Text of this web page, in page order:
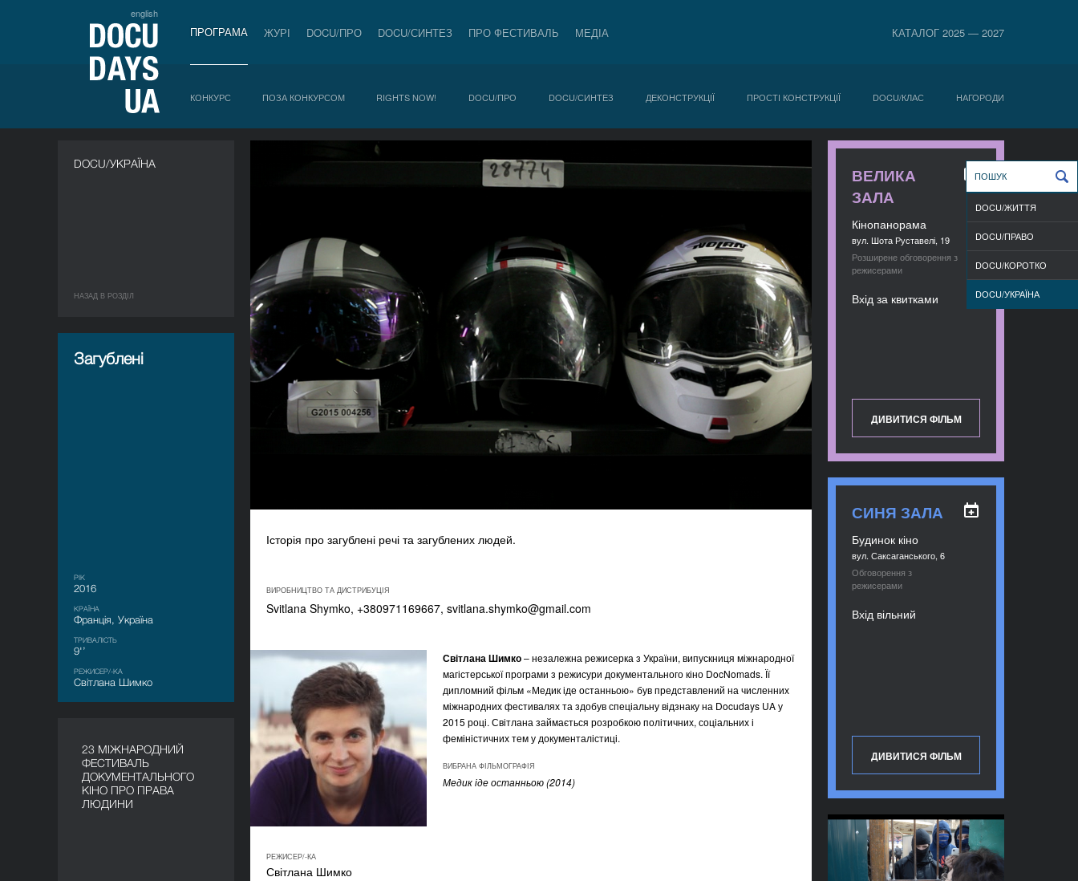
english
ПРОГРАМА ЖУРІ DOCU/ПРО DOCU/СИНТЕЗ ПРО ФЕСТИВАЛЬ МЕДІА КАТАЛОГ 2025 — 2027
КОНКУРС ПОЗА КОНКУРСОМ RIGHTS NOW! DOCU/ПРО DOCU/СИНТЕЗ ДЕКОНСТРУКЦІЇ ПРОСТІ КОНСТРУКЦІЇ DOCU/КЛАС НАГОРОДИ
DOCU/УКРАЇНА
НАЗАД В РОЗДIЛ
Загублені
РІК
2016
КРАЇНА
Франція, Україна
ТРИВАЛІСТЬ
9'’
РЕЖИСЕР/-КА
Світлана Шимко
Історія про загублені речі та загублених людей.
ВИРОБНИЦТВО ТА ДИСТРИБУЦІЯ
Svitlana Shymko, +380971169667, svitlana.shymko@gmail.com
РЕЖИСЕР/-КА
Світлана Шимко
Світлана Шимко–незалежна режисерка з України, випускниця міжнародної
магістерської програми з режисури документального кіно DocNomads. Її
дипломний фільм «Медик іде останньою» був представлений на численних
міжнародних фестивалях та здобув спеціальну відзнаку на Docudays UA у
2015 році. Світлана займається розробкою політичних, соціальних і
феміністичних тем у документалістиці.
ВИБРАНА ФІЛЬМОГРАФІЯ
Медик іде останньою (2014)
ВЕЛИКА
ЗАЛА
Кінопанорама
вул. Шота Руставелі, 19
Розширене обговорення з
режисерами
Вхід за квитками
ДИВИТИСЯ ФІЛЬМ
СИНЯ ЗАЛА
Будинок кіно
вул. Саксаганського, 6
Обговорення з
режисерами
Вхід вільний
ДИВИТИСЯ ФІЛЬМ
23 МІЖНАРОДНИЙ
ФЕСТИВАЛЬ
ДОКУМЕНТАЛЬНОГО
КІНО ПРО ПРАВА
ЛЮДИНИ
Все йде за планом
РІК
2015
DOCU/ЖИТТЯ
DOCU/ПРАВО
DOCU/КОРОТКО
DOCU/УКРАЇНА